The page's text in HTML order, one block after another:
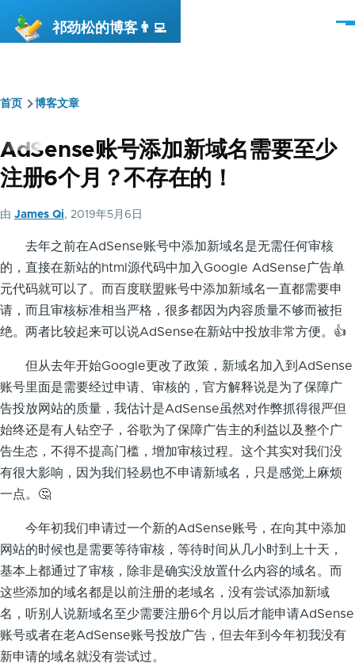
祁劲松的博客👨‍💻
菜
面
包
屑
首页 博客文章
AdSense账号添加新域名需要至少
注册6个月？不存在的！
由 James Qi, 2019年5月6日
去年之前在AdSense账号中添加新域名是无需任何审核
的，直接在新站的html源代码中加入Google AdSense广告单
元代码就可以了。而百度联盟账号中添加新域名一直都需要申
请，而且审核标准相当严格，很多都因为内容质量不够而被拒
绝。两者比较起来可以说AdSense在新站中投放非常方便。👍
但从去年开始Google更改了政策，新域名加入到AdSense
账号里面是需要经过申请、审核的，官方解释说是为了保障广
告投放网站的质量，我估计是AdSense虽然对作弊抓得很严但
始终还是有人钻空子，谷歌为了保障广告主的利益以及整个广
告生态，不得不提高门槛，增加审核过程。这个其实对我们没
有很大影响，因为我们轻易也不申请新域名，只是感觉上麻烦
一点。🤔
今年初我们申请过一个新的AdSense账号，在向其中添加
网站的时候也是需要等待审核，等待时间从几小时到上十天，
基本上都通过了审核，除非是确实没放置什么内容的域名。而
这些添加的域名都是以前注册的老域名，没有尝试添加新域
名，听别人说新域名至少需要注册6个月以后才能申请AdSense
账号或者在老AdSense账号投放广告，但去年到今年初我没有
新申请的域名就没有尝试过。